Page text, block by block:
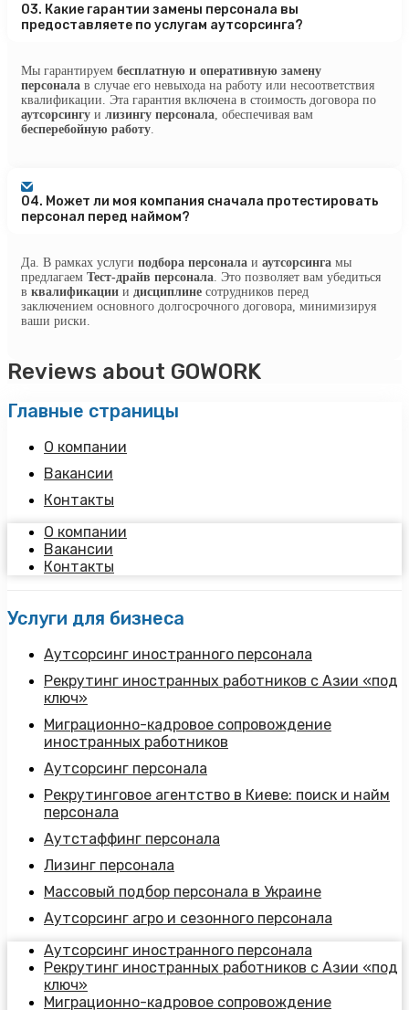
03. Какие гарантии замены персонала вы
предоставляете по услугам аутсорсинга?
Мы гарантируем бесплатную и оперативную замену
персонала в случае его невыхода на работу или несоответствия
квалификации. Эта гарантия включена в стоимость договора по
аутсорсингу и лизингу персонала , обеспечивая вам
бесперебойную работу
04. Может ли моя компания сначала протестировать
персонал перед наймом?
Да. В рамках услуги подбора персонала и аутсорсинга мы
предлагаем Тест-драйв персонала . Это позволяет вам убедиться
в квалификации и дисциплине сотрудников перед
заключением основного долгосрочного договора, минимизируя
ваши риски.
Reviews about GOWORK
Главные страницы
О компании
Вакансии
Контакты
О компании
Вакансии
Контакты
Услуги для бизнеса
Аутсорсинг иностранного персонала
Рекрутинг иностранных работников с Азии «под
ключ»
Миграционно-кадровое сопровождение
иностранных работников
Аутсорсинг персонала
Рекрутинговое агентство в Киеве: поиск и найм
персонала
Аутстаффинг персонала
Лизинг персонала
Массовый подбор персонала в Украине
Аутсорсинг агро и сезонного персонала
Аутсорсинг иностранного персонала
Рекрутинг иностранных работников с Азии «под
ключ»
Миграционно-кадровое сопровождение